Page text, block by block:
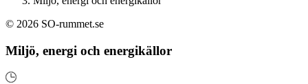
© 2026 SO-rummet.se
Miljö, energi och energikällor